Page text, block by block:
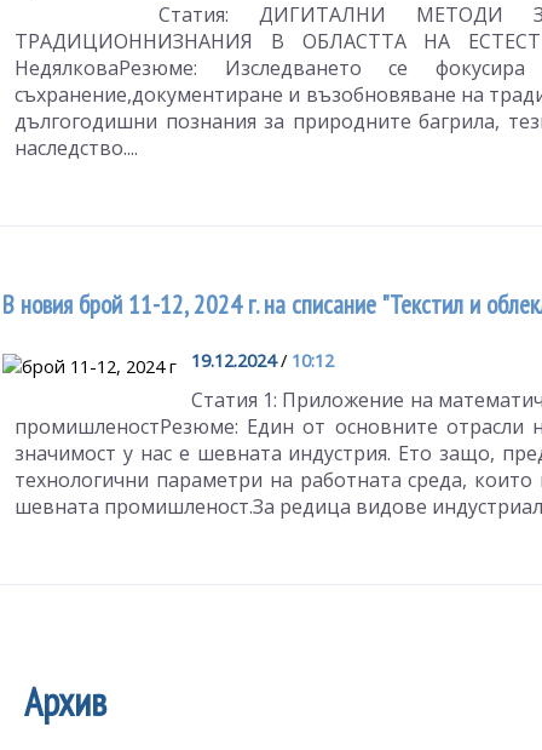
Статия: ДИГИТАЛНИ МЕТОДИ
ТРАДИЦИОННИЗНАНИЯ В ОБЛАСТТА НА
НедялковаРезюме: Изследването се
съхранение,документиране и възобновяване на
дългогодишни познания за природните багрила,
наследство....
В новия брой 11-12, 2024 г. на списание "Текстил и
19.12.2024/ 10:12
Статия 1: Приложение на
промишленостРезюме: Един от основните
значимост у нас е шевната индустрия. Ето защо,
технологични параметри на работната среда,
шевната промишленост.За редица видове
Архив